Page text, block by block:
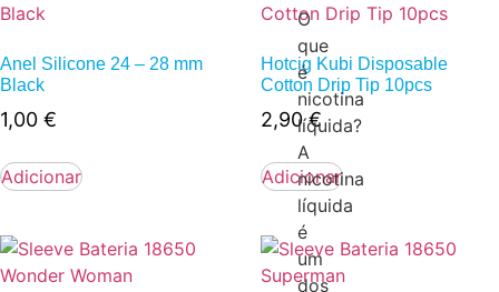
O
que
é
nicotina
líquida?
A
nicotina
líquida
é
um
dos
Anel Silicone 24 – 28 mm
Black
1,00 €
Adicionar
Hotcig Kubi Disposable
Cotton Drip Tip 10pcs
2,90€
Adicionar